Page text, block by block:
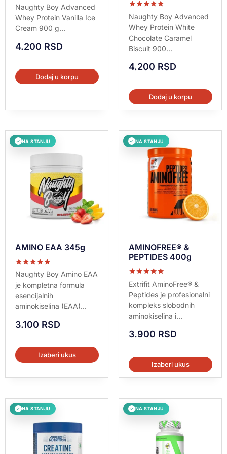
Ocenjeno sa
5.00
od 5
Naughty Boy Advanced
Whey Protein Vanilla Ice
Cream 900 g...
4.200 RSD
Dodaj u korpu
Ocenjeno sa
5.00
od 5
Naughty Boy Advanced
Whey Protein White
Chocolate Caramel
Biscuit 900...
4.200 RSD
Dodaj u korpu
✓ NA STANJU
AMINO EAA 345g
Ocenjeno sa
5.00
od 5
Naughty Boy Amino EAA
je kompletna formula
esencijalnih
aminokiselina (EAA)...
3.100 RSD
Izaberi ukus
✓ NA STANJU
AMINOFREE® &
PEPTIDES 400g
Ocenjeno sa
5.00
od 5
Extrifit AminoFree® &
Peptides je profesionalni
kompleks slobodnih
aminokiselina i...
3.900 RSD
Izaberi ukus
✓ NA STANJU ✓ NA STANJU